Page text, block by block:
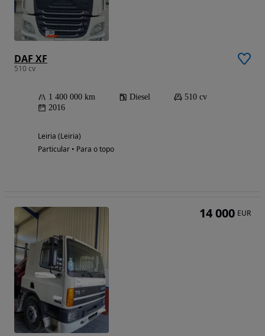
DAF XF
510 cv
1 400 000 km Diesel
510 cv
2016
Leiria (Leiria)
Particular • Para o topo
14 000 EUR